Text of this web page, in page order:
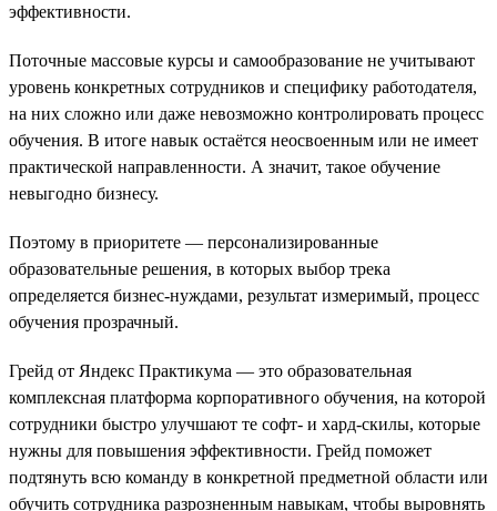
эффективности.
Поточные массовые курсы и самообразование не учитывают
уровень конкретных сотрудников и специфику работодателя,
на них сложно или даже невозможно контролировать процесс
обучения. В итоге навык остаётся неосвоенным или не имеет
практической направленности. А значит, такое обучение
невыгодно бизнесу.
Поэтому в приоритете — персонализированные
образовательные решения, в которых выбор трека
определяется бизнес-нуждами, результат измеримый, процесс
обучения прозрачный.
Грейд от Яндекс Практикума — это образовательная
комплексная платформа корпоративного обучения, на которой
сотрудники быстро улучшают те софт- и хард-скилы, которые
нужны для повышения эффективности. Грейд поможет
подтянуть всю команду в конкретной предметной области или
обучить сотрудника разрозненным навыкам, чтобы выровнять